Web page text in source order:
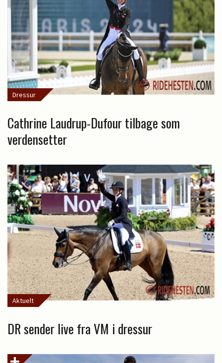
Dressur
Cathrine Laudrup-Dufour tilbage som
verdensetter
Aktuelt
DR sender live fra VM i dressur